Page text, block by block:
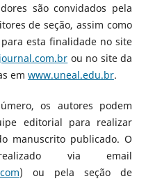
são convidados pela
de seção, assim como
esta finalidade no site
ou no site da
em www.uneal.edu.br.
os autores podem
editorial para realizar
manuscrito publicado. O
via email
) ou pela seção de